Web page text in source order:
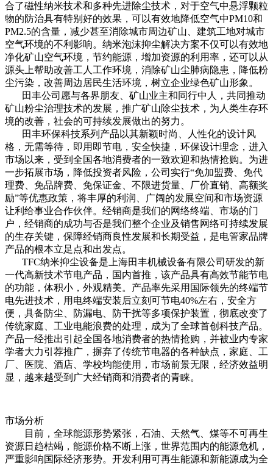
合了磁性纳米技术和多种先进除尘技术，对于空气中悬浮颗粒
物的防治具有特别好的效果，可以有效地降低空气中PM10和
PM2.5的含量，减少甚至消除城市周边矿山、建筑工地对城市
空气环境的不利影响。纳米泡沫抑尘解决方案不仅可以有效地
净化矿山空气环境，节约能源，增加资源的利用率，还可以从
源头上帮助改善工人工作环境，消除矿山尘肺病隐患，降低粉
尘污染，改善周边居民生活环境，树立企业绿色矿山形象。
田丰公司愿与各界朋友、矿山业主和同行中人，共同推动
矿山粉尘治理技术的发展，推广矿山除尘技术，为人类生存环
境的改善，社会的可持续发展做出的努力。
田丰环保科技系列产品以其新颖时尚、人性化的设计风
格，无需等待，即用即节电，安全快捷，环保设计理念，进入
市场以来，受到全国各地消费者的一致欢迎和热情抢购。为进
一步拓展市场，降低投资者风险，公司实行“免加盟费、免代
理费、免品牌费、免保证金、不限进货量、厂价直销、高额奖
励”等优惠政策，将丰厚的利润、广阔的发展空间和市场资源
让利给事业合作伙伴。经销商是我们的网络终端、市场的门
户，经销商的成功与否是我们整个企业及销售网络可持续发展
的生存关键，保障经销商良性发展和长期受益，是电管家品牌
产品的根本立足点和出发点。
TFC纳米抑尘设备是上海田丰机械设备有限公司研发的新
一代高新技术节电产品，国内首推，该产品具有高效节能节电
的功能，体积小，外观精美。产品率先采用国际领先的终端节
电先进技术，用电终端安装后立刻可节电40%左右，安全方
便，具备防尘、防漏电、防干扰等多项保护装置，彻底改变了
传统家庭、工业电能浪费的处理，成为了全球首创科技产品。
产品一经推出引起全国各地消费者的热情抢购，并被业内专家
学者大力引荐推广，摒弃了传统节电器的各种缺点，家庭、工
厂、医院、酒店、学校均能使用，市场前景无限，经济效益明
显，越来越受到广大经销商和消费者的青睐。
市场分析
目前，全球能源形势紧张，石油、天然气、煤等不可再生
资源日趋枯竭，能源价格不断上涨，世界范围内的能源危机，
严重影响国际经济形势。开发利用可再生能源和新能源成为全